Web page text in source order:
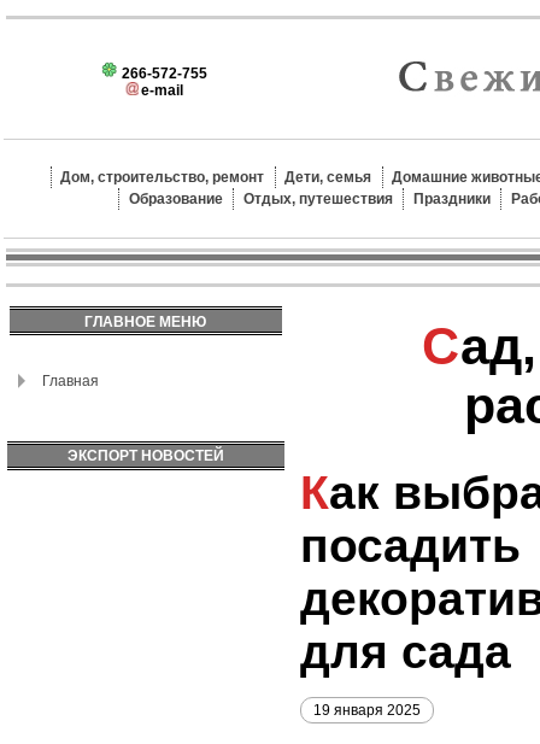
266-572-755
e-mail
Дом, строительство, ремонт Дети, семья
Домашние
Образование
Отдых, путешествия Праздники
ГЛАВНОЕ МЕНЮ
Главная
ЭКСПОРТ НОВОСТЕЙ
Сад, огород,
Как выбрать и
посадить
для сада
19 января 2025